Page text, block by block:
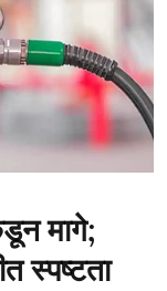
मागे;
स्पष्टता